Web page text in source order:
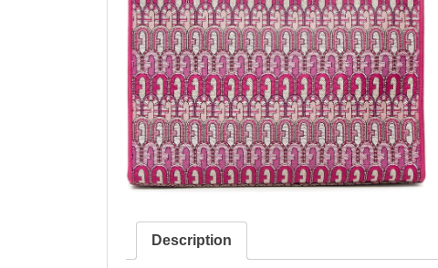
Description